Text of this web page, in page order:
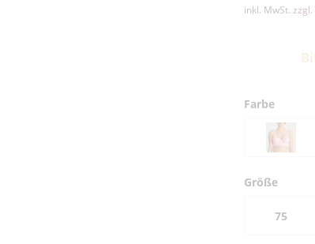
inkl. MwSt.
Farbe
Größe
75